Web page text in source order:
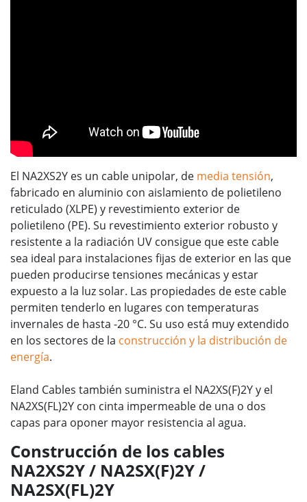
El NA2XS2Y es un cable unipolar, de media tensión,
fabricado en aluminio con aislamiento de polietileno
reticulado (XLPE) y revestimiento exterior de
polietileno (PE). Su revestimiento exterior robusto y
resistente a la radiación UV consigue que este cable
sea ideal para instalaciones fijas de exterior en las que
pueden producirse tensiones mecánicas y estar
expuesto a la luz solar. Las propiedades de este cable
permiten tenderlo en lugares con temperaturas
invernales de hasta -20 °C. Su uso está muy extendido
en los sectores de la construcción y la distribución de
energía.
Eland Cables también suministra el NA2XS(F)2Y y el
NA2XS(FL)2Y con cinta impermeable de una o dos
capas para oponer mayor resistencia al agua.
Construcción de los cables
NA2XS2Y / NA2SX(F)2Y /
NA2SX(FL)2Y